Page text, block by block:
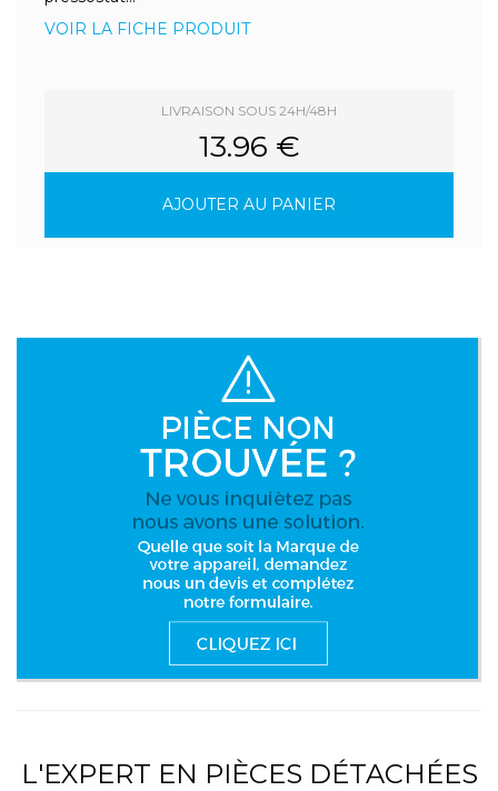
VOIR LA FICHE PRODUIT
LIVRAISON SOUS 24H/48H
13.96 €
AJOUTER AU PANIER
L'EXPERT EN PIÈCES DÉTACHÉES